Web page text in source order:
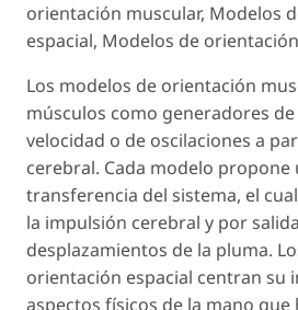
orientación muscular, Modelos
espacial, Modelos de
Los modelos de orientación
músculos como generadores
velocidad o de oscilaciones a
cerebral. Cada modelo
transferencia del sistema, el
la impulsión cerebral y por
desplazamientos de la pluma.
orientación espacial centran su
aspectos físicos de la mano que